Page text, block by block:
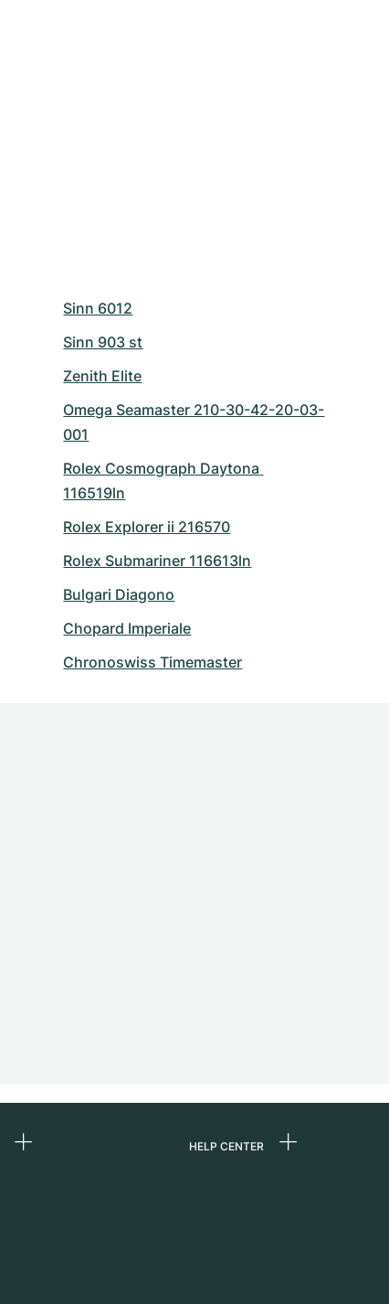
Sinn 6012
Sinn 903 st
Zenith Elite
Omega Seamaster 210-30-42-20-03-
001
Rolex Cosmograph Daytona
116519ln
Rolex Explorer ii 216570
Rolex Submariner 116613ln
Bulgari Diagono
Chopard Imperiale
Chronoswiss Timemaster
HELP CENTER